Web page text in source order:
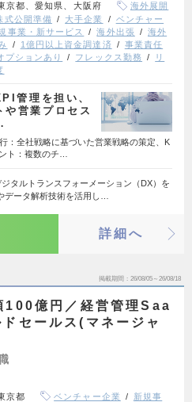
京都、愛知県、大阪府
海外展開
式公開準備 大手企業
ベンチャー
事業・新サービス 海外出張
海外
1億円以上資金調達済
事業責任
プションあり フレックス勤務
リ
管理を担い、
や営業プロセス
：全社戦略に基づいた営業戦略の策定、K
ト：複数のチ…
タルトランスフォーメーション（DX）を
データ解析技術を活用し…
詳細へ
掲載期間 26/08/05～26/08/18
100億円／経営管理Saa
セールス(マネージャ
京都 ベンチャー企業
新規事